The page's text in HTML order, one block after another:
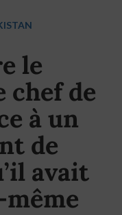
le
chef de
à un
de
avait